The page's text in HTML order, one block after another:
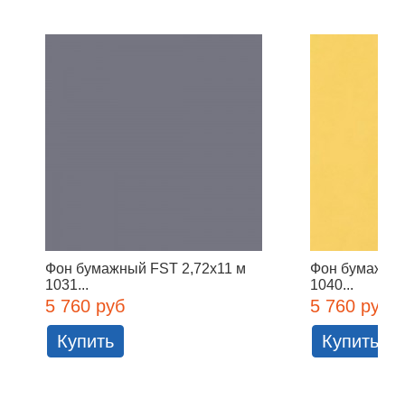
Фон бумажный FST 2,72x11 м
1031...
5 760 руб
Купить
Фон
1040...
5 760 руб
Купить